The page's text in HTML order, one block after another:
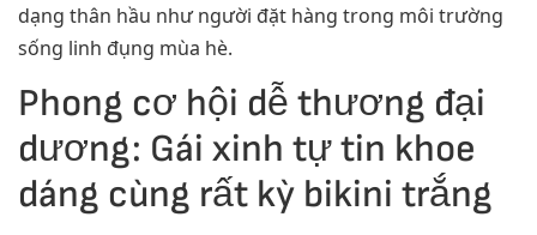
dạng thân hầu như người đặt hàng trong môi trường
sống linh đụng mùa hè.
Phong cơ hội dễ thương đại
dương: Gái xinh tự tin khoe
dáng cùng rất kỳ bikini trắng